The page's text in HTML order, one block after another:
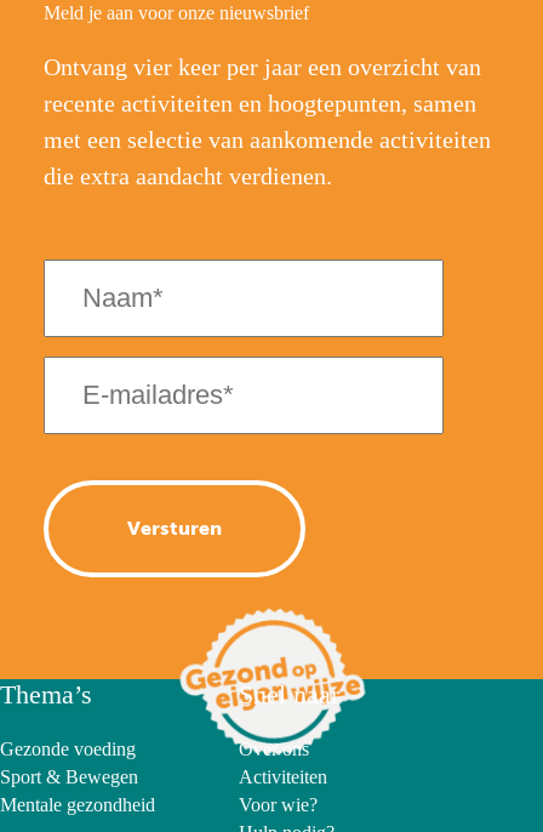
Meld je aan voor onze nieuwsbrief
Ontvang vier keer per jaar een overzicht van
recente activiteiten en hoogtepunten, samen
met een selectie van aankomende activiteiten
die extra aandacht verdienen.
Thema’s
Gezonde voeding
Sport & Bewegen
Mentale gezondheid
Snel naar
Over ons
Activiteiten
Voor wie?